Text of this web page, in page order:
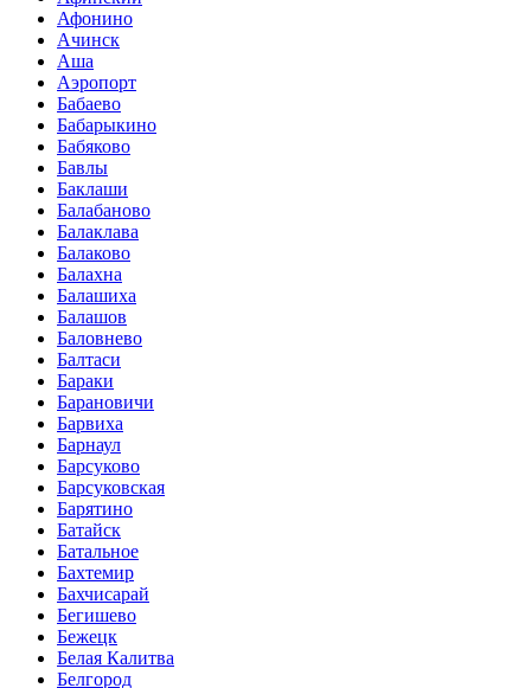
Афонино
Ачинск
Аша
Аэропорт
Бабаево
Бабарыкино
Бабяково
Бавлы
Баклаши
Балабаново
Балаклава
Балаково
Балахна
Балашиха
Балашов
Баловнево
Балтаси
Бараки
Барановичи
Барвиха
Барнаул
Барсуково
Барсуковская
Барятино
Батайск
Батальное
Бахтемир
Бахчисарай
Бегишево
Бежецк
Белая Калитва
Белгород